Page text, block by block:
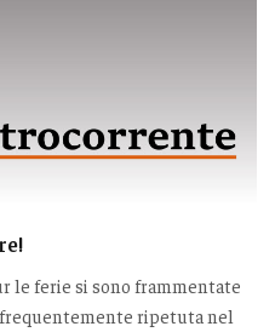
le ferie si sono frammentate
ripetuta nel